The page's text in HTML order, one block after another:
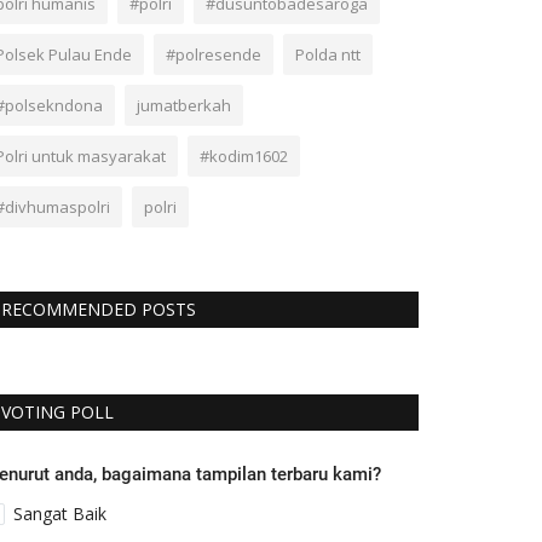
Pulau Ende #polresende Polda ntt
jumatberkah
untuk masyarakat #kodim1602
polri
RECOMMENDED POSTS
VOTING POLL
anda, bagaimana tampilan terbaru kami?
Sangat Baik